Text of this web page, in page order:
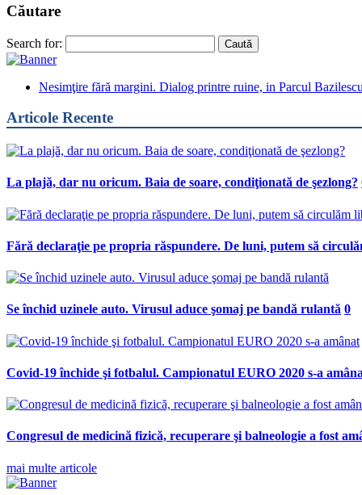
Căutare
Search for:
Nesimţire fără margini. Dialog printre ruine, in Parcul Bazilescu
Articole Recente
La plajă, dar nu oricum. Baia de soare, condiţionată de şezlong?
Fără declaraţie pe propria răspundere. De luni, putem să
Se închid uzinele auto. Virusul aduce şomaj pe bandă rulantă 0
Covid-19 închide şi fotbalul. Campionatul EURO 2020 s-a
Congresul de medicină fizică, recuperare şi balneologie a fost
mai multe articole